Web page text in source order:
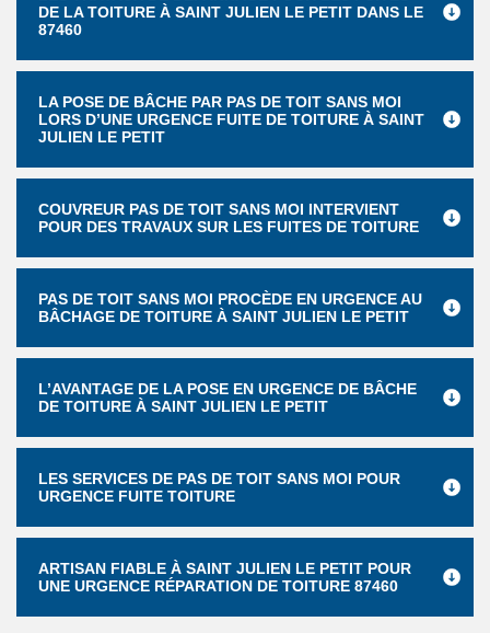
DE LA TOITURE À SAINT JULIEN LE PETIT DANS LE
87460
LA POSE DE BÂCHE PAR PAS DE TOIT SANS MOI
LORS D’UNE URGENCE FUITE DE TOITURE À SAINT
JULIEN LE PETIT
COUVREUR PAS DE TOIT SANS MOI INTERVIENT
POUR DES TRAVAUX SUR LES FUITES DE TOITURE
PAS DE TOIT SANS MOI PROCÈDE EN URGENCE AU
BÂCHAGE DE TOITURE À SAINT JULIEN LE PETIT
L’AVANTAGE DE LA POSE EN URGENCE DE BÂCHE
DE TOITURE À SAINT JULIEN LE PETIT
LES SERVICES DE PAS DE TOIT SANS MOI POUR
URGENCE FUITE TOITURE
ARTISAN FIABLE À SAINT JULIEN LE PETIT POUR
UNE URGENCE RÉPARATION DE TOITURE 87460